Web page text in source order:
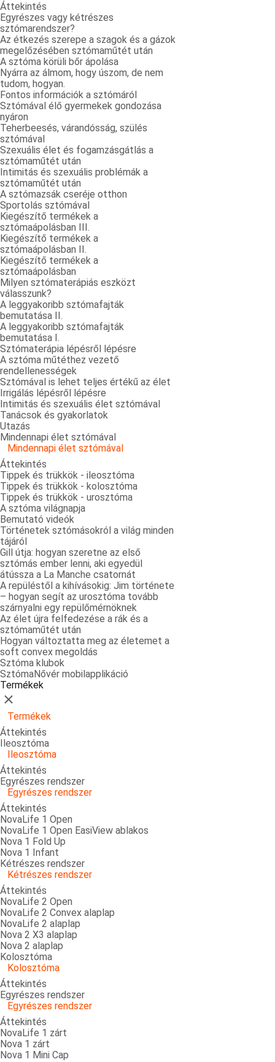
Áttekintés
Egyrészes vagy kétrészes
sztómarendszer?
Az étkezés szerepe a szagok és a gázok
megelőzésében sztómaműtét után
A sztóma körüli bőr ápolása
Nyárra az álmom, hogy úszom, de nem
tudom, hogyan.
Fontos információk a sztómáról
Sztómával élő gyermekek gondozása
nyáron
Teherbeesés, várandósság, szülés
sztómával
Szexuális élet és fogamzásgátlás a
sztómaműtét után
Intimitás és szexuális problémák a
sztómaműtét után
A sztómazsák cseréje otthon
Sportolás sztómával
Kiegészítő termékek a
sztómaápolásban III.
Kiegészítő termékek a
sztómaápolásban II.
Kiegészítő termékek a
sztómaápolásban
Milyen sztómaterápiás eszközt
válasszunk?
A leggyakoribb sztómafajták
bemutatása II.
A leggyakoribb sztómafajták
bemutatása I.
Sztómaterápia lépésről lépésre
A sztóma műtéthez vezető
rendellenességek
Sztómával is lehet teljes értékű az élet
Irrigálás lépésről lépésre
Intimitás és szexuális élet sztómával
Tanácsok és gyakorlatok
Utazás
Mindennapi élet sztómával
Mindennapi élet sztómával
Áttekintés
Tippek és trükkök - ileosztóma
Tippek és trükkök - kolosztóma
Tippek és trükkök - urosztóma
A sztóma világnapja
Bemutató videók
Történetek sztómásokról a világ minden
tájáról
Gill útja: hogyan szeretne az első
sztómás ember lenni, aki egyedül
átússza a La Manche csatornát
A repüléstől a kihívásokig: Jim története
– hogyan segít az urosztóma tovább
szárnyalni egy repülőmérnöknek
Az élet újra felfedezése a rák és a
sztómaműtét után
Hogyan változtatta meg az életemet a
soft convex megoldás
Sztóma klubok
SztómaNővér mobilapplikáció
Termékek
Bezárás
Termékek
Áttekintés
Ileosztóma
Ileosztóma
Áttekintés
Egyrészes rendszer
Egyrészes rendszer
Áttekintés
NovaLife 1 Open
NovaLife 1 Open EasiView ablakos
Nova 1 Fold Up
Nova 1 Infant
Kétrészes rendszer
Kétrészes rendszer
Áttekintés
NovaLife 2 Open
NovaLife 2 Convex alaplap
NovaLife 2 alaplap
Nova 2 X3 alaplap
Nova 2 alaplap
Kolosztóma
Kolosztóma
Áttekintés
Egyrészes rendszer
Egyrészes rendszer
Áttekintés
NovaLife 1 zárt
Nova 1 zárt
Nova 1 Mini Cap